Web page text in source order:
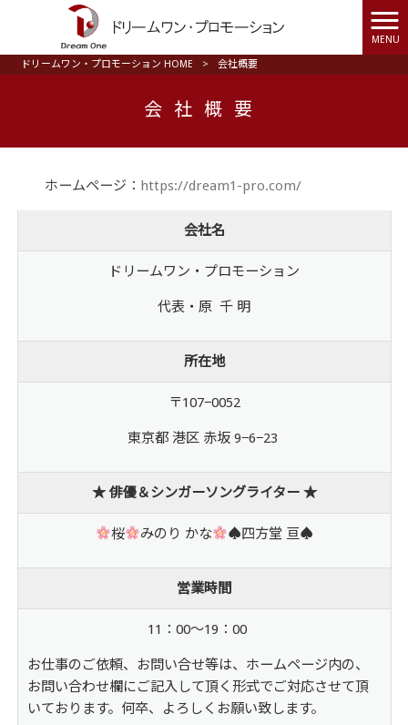
MENU
ドリームワン・プロモーション HOME > 会社概要
会社概要
ホームページ： https://dream1-pro.com/
会社名
ドリームワン・プロモーション
代表・原 千 明
所在地
〒107−0052
東京都 港区 赤坂 9−6−23
★ 俳優＆シンガーソングライター ★
桜 みのり かな ♠四方堂 亘♠
営業時間
11：00～19：00
お仕事のご依頼、お問い合せ等は、ホームページ内の、
お問い合わせ欄にご記入して頂く形式でご対応させて頂
いております。何卒、よろしくお願い致します。